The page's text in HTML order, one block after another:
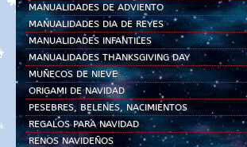
MANUALIDADES DE ADVIENTO
MANUALIDADES DIA DE REYES
MANUALIDADES INFANTILES
MANUALIDADES THANKSGIVING DAY
MUÑECOS DE NIEVE
ORIGAMI DE NAVIDAD
PESEBRES, BELENES, NACIMIENTOS
REGALOS PARA NAVIDAD
RENOS NAVIDEÑOS